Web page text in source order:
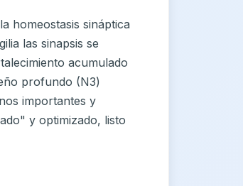
homeostasis sináptica
las sinapsis se
acumulado
profundo (N3)
importantes y
y optimizado, listo